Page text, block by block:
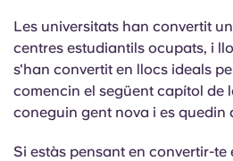
Les universitats han convertit
centres estudiantils ocupats, i
s'han convertit en llocs ideals
comencin el següent capítol de
coneguin gent nova i es quedin
Si estàs pensant en convertir-te